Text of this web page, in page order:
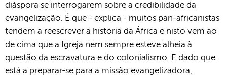
diáspora se interrogarem sobre a credibilidade da
evangelização. É que - explica - muitos pan-africanistas
tendem a reescrever a história da África e nisto vem ao
de cima que a Igreja nem sempre esteve alheia à
questão da escravatura e do colonialismo. E dado que
está a preparar-se para a missão evangelizadora,